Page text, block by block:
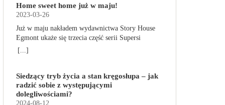
Home sweet home już w maju!
2023-03-26
Już w maju nakładem wydawnictwa Story House
Egmont ukaże się trzecia część serii Supersi
scenarzysty Frederic Maupome. Ten tom nosi tytuł
obdarzone supermocami i wspomagane przez
robota o imieniu Al. Są rozdarte między chęcią
prowadzenia normalnego życia wśród ludzi a
[...]
Siedzący tryb życia a stan kręgosłupa – jak
radzić sobie z występującymi
dolegliwościami?
2024-08-12